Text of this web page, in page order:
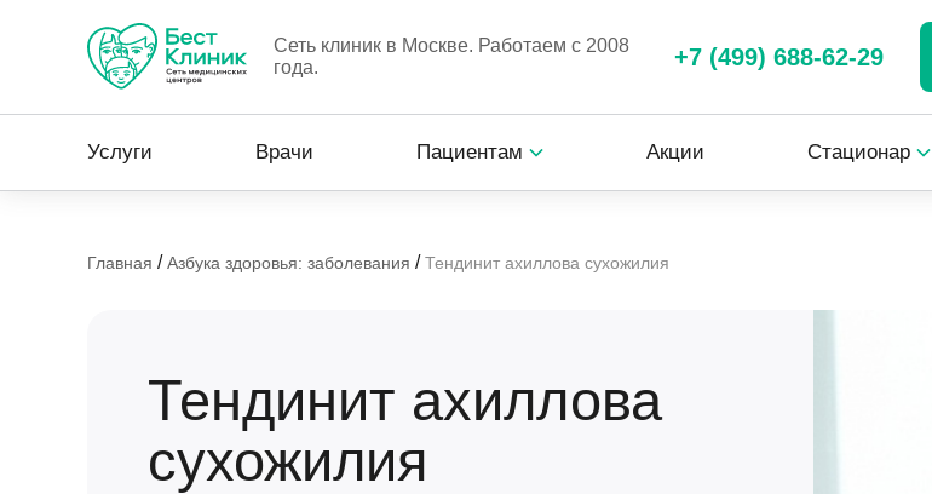
Сеть клиник в Москве. Работаем с 2008
года.
+7 (499) 688-62-29
Услуги Врачи Пациентам Акции Стационар
Главная /Азбука здоровья: заболевания /Тендинит ахиллова сухожилия
Тендинит ахиллова
сухожилия